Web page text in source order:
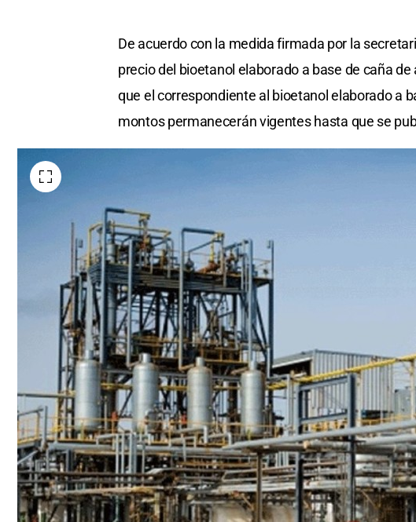
De acuerdo con la medida firmada por la
precio del bioetanol elaborado a base de caña
que el correspondiente al bioetanol elaborado a
montos permanecerán vigentes hasta que se